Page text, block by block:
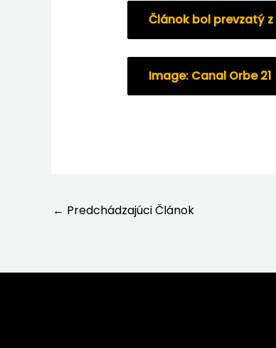
Článok bol prevzatý
Image: Canal Orbe 21
← Predchádzajúci Článok